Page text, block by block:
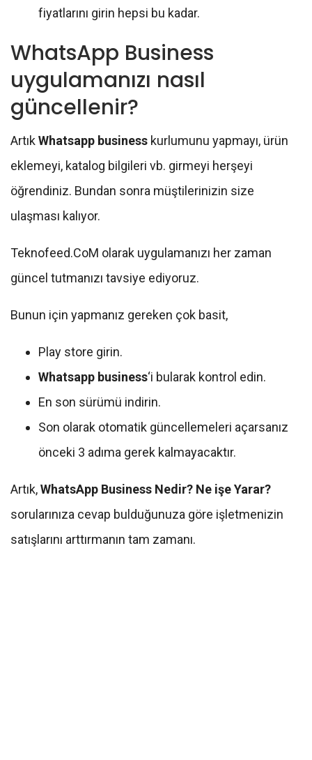
fiyatlarını girin hepsi bu kadar.
WhatsApp Business
uygulamanızı nasıl
güncellenir?
ArtıkWhatsapp business kurlumunu yapmayı, ürün
eklemeyi, katalog bilgileri vb. girmeyi herşeyi
öğrendiniz. Bundan sonra müştilerinizin size
ulaşması kalıyor.
Teknofeed.CoM olarak uygulamanızı her zaman
güncel tutmanızı tavsiye ediyoruz.
Bunun için yapmanız gereken çok basit,
Play store girin.
Whatsapp business‘i bularak kontrol edin.
En son sürümü indirin.
Son olarak otomatik güncellemeleri açarsanız
önceki 3 adıma gerek kalmayacaktır.
Artık,WhatsApp Business Nedir? Ne işe Yarar?
sorularınıza cevap bulduğunuza göre işletmenizin
satışlarını arttırmanın tam zamanı.